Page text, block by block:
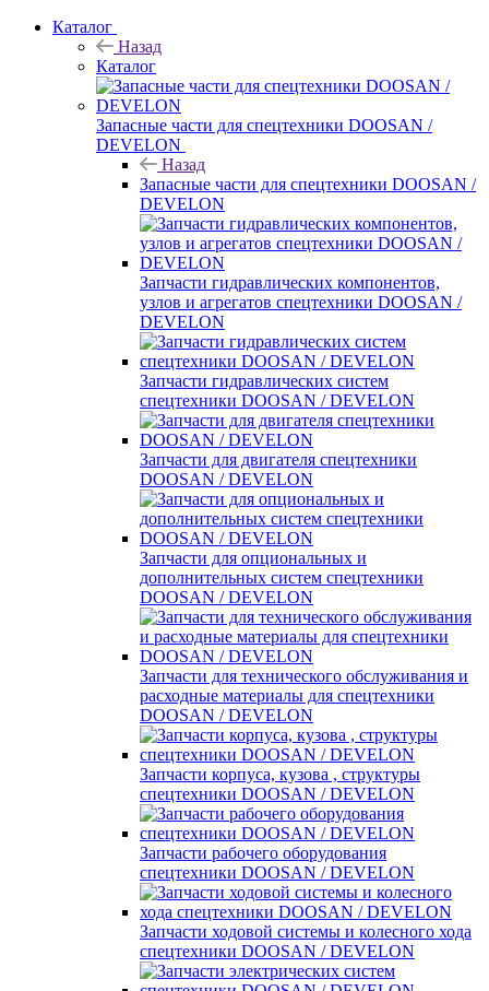
Каталог
Назад
Каталог
Запасные части для спецтехники DOOSAN /
DEVELON
Назад
Запасные части для спецтехники DOOSAN /
DEVELON
Запчасти гидравлических компонентов,
узлов и агрегатов спецтехники DOOSAN /
DEVELON
Запчасти гидравлических систем
спецтехники DOOSAN / DEVELON
Запчасти для двигателя спецтехники
DOOSAN / DEVELON
Запчасти для опциональных и
дополнительных систем спецтехники
DOOSAN / DEVELON
Запчасти для технического обслуживания и
расходные материалы для спецтехники
DOOSAN / DEVELON
Запчасти корпуса, кузова , структуры
спецтехники DOOSAN / DEVELON
Запчасти рабочего оборудования
спецтехники DOOSAN / DEVELON
Запчасти ходовой системы и колесного хода
спецтехники DOOSAN / DEVELON